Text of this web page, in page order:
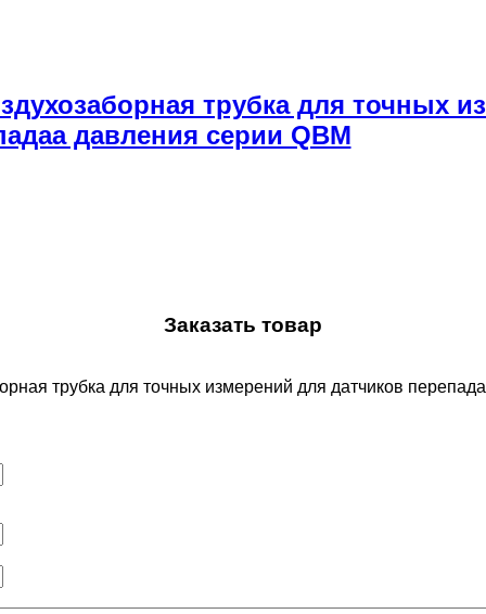
трубка для точных
давления серии QBM
Заказать товар
трубка для точных измерений для датчиков